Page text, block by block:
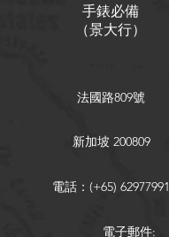
手錶必備
（景大行）
法國路809號
新加坡 200809
電話：(+65) 62977991
電子郵件: